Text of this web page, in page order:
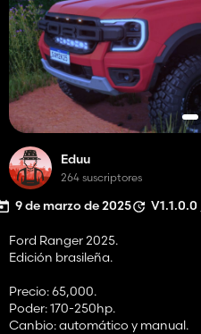
Eduu
264 suscriptores
9 de marzo de 2025 V1.1.0.0
Ford Ranger 2025.
Edición brasileña.
Precio: 65,000.
Poder: 170-250hp.
Canbio: automático y manual.